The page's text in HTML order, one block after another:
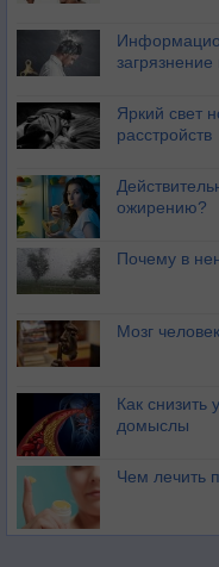
загрязнение
Яркий свет
расстройств
ожирению?
Почему в
Мозг
Как снизить
домыслы
Чем лечить